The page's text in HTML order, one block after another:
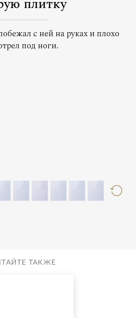
плитку
с ней на руках и плохо
под ноги.
ТАКЖЕ